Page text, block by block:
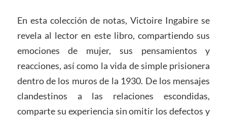
En esta colección de notas, Victoire Ingabire se
revela al lector en este libro, compartiendo sus
emociones de mujer, sus pensamientos y
reacciones, así como la vida de simple prisionera
dentro de los muros de la 1930. De los mensajes
clandestinos a las relaciones escondidas,
comparte su experiencia sin omitir los defectos y